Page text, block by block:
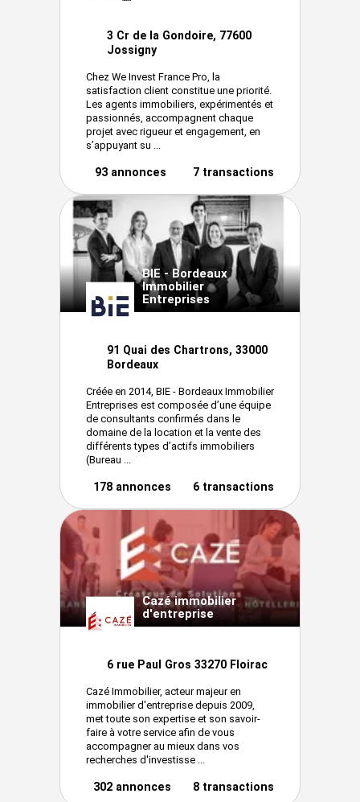
3 Cr de la Gondoire, 77600
Jossigny
Chez We Invest France Pro, la
satisfaction client constitue une priorité.
Les agents immobiliers, expérimentés et
passionnés, accompagnent chaque
projet avec rigueur et engagement, en
s’appuyant su ...
93 annonces 7 transactions
BIE - Bordeaux
Immobilier
Entreprises
91 Quai des Chartrons, 33000
Bordeaux
Créée en 2014, BIE - Bordeaux Immobilier
Entreprises est composée d’une équipe
de consultants confirmés dans le
domaine de la location et la vente des
différents types d’actifs immobiliers
(Bureau ...
178 annonces 6 transactions
Cazé immobilier
d'entreprise
6 rue Paul Gros 33270 Floirac
Cazé Immobilier, acteur majeur en
immobilier d'entreprise depuis 2009,
met toute son expertise et son savoir-
faire à votre service afin de vous
accompagner au mieux dans vos
recherches d'investisse ...
302 annonces 8 transactions